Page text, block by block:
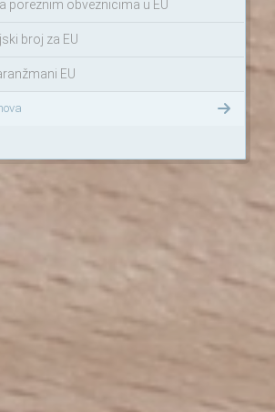
poreznim obveznicima u EU
broj za EU
EU